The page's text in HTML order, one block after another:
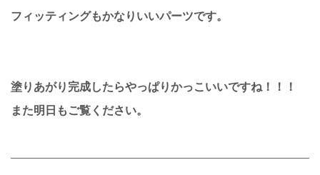
フィッティングもかなりいいパーツです。
塗りあがり完成したらやっぱりかっこいいですね！！！
また明日もご覧ください。